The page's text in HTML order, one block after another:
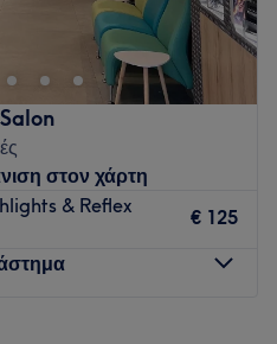
μεγάλη γκάμα υπηρεσιών
venue
στον χάρτη
& Reflex
€ 125